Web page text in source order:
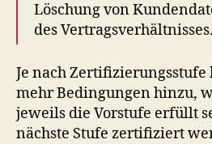
Löschung von
des Vertragsverhältnisses.
Je nach
mehr Bedingungen hinzu,
jeweils die Vorstufe erfüllt
nächste Stufe zertifiziert